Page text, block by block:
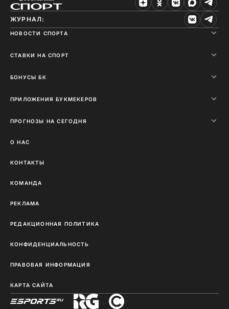
ЖУРНАЛ:
НОВОСТИ СПОРТА
СТАВКИ НА СПОРТ
БОНУСЫ БК
ПРИЛОЖЕНИЯ БУКМЕКЕРОВ
ПРОГНОЗЫ НА СЕГОДНЯ
О НАС
КОНТАКТЫ
КОМАНДА
РЕКЛАМА
РЕДАКЦИОННАЯ ПОЛИТИКА
КОНФИДЕНЦИАЛЬНОСТЬ
ПРАВОВАЯ ИНФОРМАЦИЯ
КАРТА САЙТА